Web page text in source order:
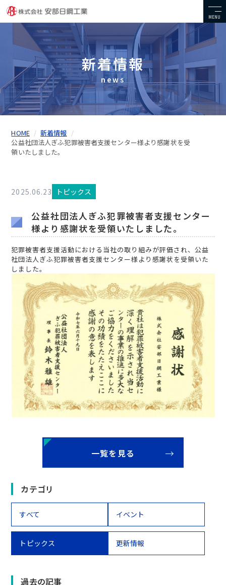
MENU
新着情報
news
HOME
新着情報
公益社団法人ぎふ犯罪被害者支援センター様より感謝状を受
領いたしました。
2025.06.23 トピックス
公益社団法人ぎふ犯罪被害者支援センター
様より感謝状を受領いたしました。
犯罪被害者支援活動における当社の取り組みが評価され、公益
社団法人ぎふ犯罪被害者支援センター様より感謝状を受領いた
しました。
一覧を見る
カテゴリ
すべて イベント
トピックス 更新情報
過去の記事